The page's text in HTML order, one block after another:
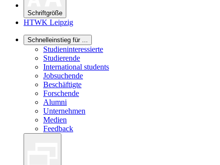
Schriftgröße
HTWK Leipzig
Schnelleinstieg für ...
Studieninteressierte
Studierende
International students
Jobsuchende
Beschäftigte
Forschende
Alumni
Unternehmen
Medien
Feedback